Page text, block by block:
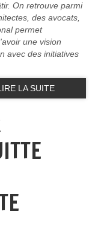
On retrouve parmi
des avocats,
permet
une vision
avec des initiatives
LA SUITE